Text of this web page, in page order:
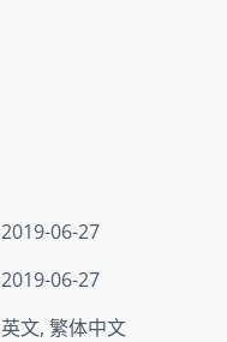
2019-06-27
2019-06-27
英文, 繁体中文